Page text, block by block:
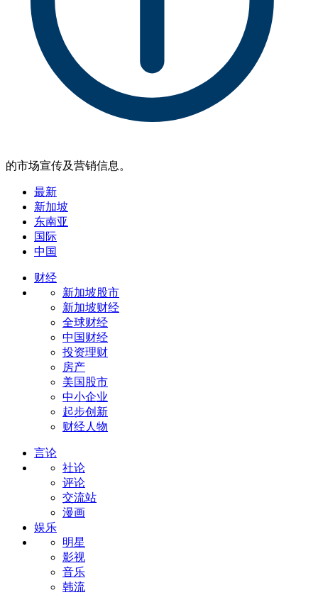
的市场宣传及营销信息。
最新
新加坡
东南亚
国际
中国
财经
新加坡股市
新加坡财经
全球财经
中国财经
投资理财
房产
美国股市
中小企业
起步创新
财经人物
言论
社论
评论
交流站
漫画
娱乐
明星
影视
音乐
韩流